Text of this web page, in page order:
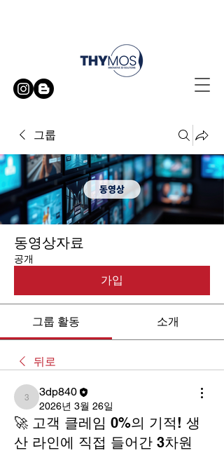
그룹
동영상자료
공개
가입
그룹 활동 소개
뒤로
3dp840
3dp840
2026년 3월 26일
🚀 고객 클레임 0%의 기적! 생
산 라인에 직접 들어간 3차원